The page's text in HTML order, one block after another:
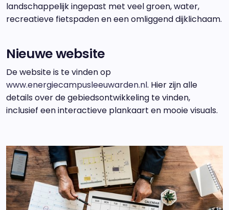
landschappelijk ingepast met veel groen, water,
recreatieve fietspaden en een omliggend dijklichaam.
Nieuwe website
De website is te vinden op
www.energiecampusleeuwarden.nl. Hier zijn alle
details over de gebiedsontwikkeling te vinden,
inclusief een interactieve plankaart en mooie visuals.